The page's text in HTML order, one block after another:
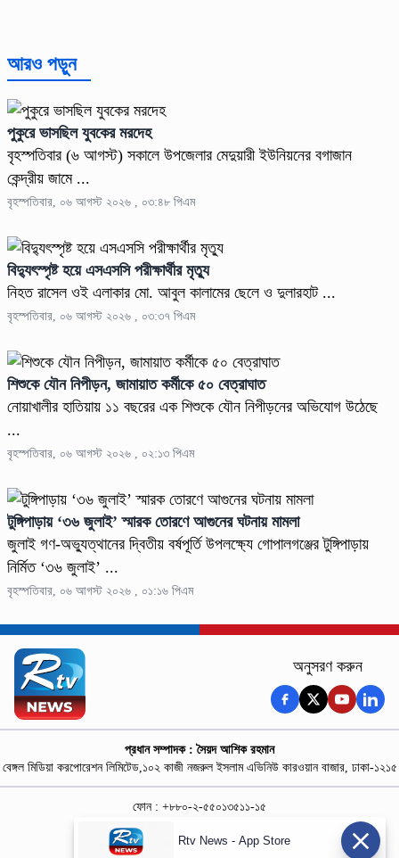
আরও পড়ুন
পুকুরে ভাসছিল যুবকের মরদেহ
বৃহস্পতিবার (৬ আগস্ট) সকালে উপজেলার মেদুয়ারী ইউনিয়নের বগাজান
কেন্দ্রীয় জামে ...
বৃহস্পতিবার, ০৬ আগস্ট ২০২৬ , ০৩:৪৮ পিএম
বিদ্যুৎস্পৃষ্ট হয়ে এসএসসি পরীক্ষার্থীর মৃত্যু
নিহত রাসেল ওই এলাকার মো. আবুল কালামের ছেলে ও দুলারহাট ...
বৃহস্পতিবার, ০৬ আগস্ট ২০২৬ , ০৩:৩৭ পিএম
শিশুকে যৌন নিপীড়ন, জামায়াত কর্মীকে ৫০ বেত্রাঘাত
নোয়াখালীর হাতিয়ায় ১১ বছরের এক শিশুকে যৌন নিপীড়নের অভিযোগ উঠেছে
...
বৃহস্পতিবার, ০৬ আগস্ট ২০২৬ , ০২:১৩ পিএম
টুঙ্গিপাড়ায় ‘৩৬ জুলাই’ স্মারক তোরণে আগুনের ঘটনায় মামলা
জুলাই গণ-অভ্যুত্থানের দ্বিতীয় বর্ষপূর্তি উপলক্ষ্যে গোপালগঞ্জের টুঙ্গিপাড়ায়
নির্মিত ‘৩৬ জুলাই’ ...
বৃহস্পতিবার, ০৬ আগস্ট ২০২৬ , ০১:১৬ পিএম
অনুসরণ করুন
প্রধান সম্পাদক : সৈয়দ আশিক রহমান
বেঙ্গল মিডিয়া করপোরেশন লিমিটেড,১০২ কাজী নজরুল ইসলাম এভিনিউ কারওয়ান বাজার, ঢাকা-১২১৫
ফোন : +৮৮০-২-৫৫০১৩৫১১-১৫
বিজ্ঞাপন :
rtvdigitalad@gmail.com
Rtv News - App Store